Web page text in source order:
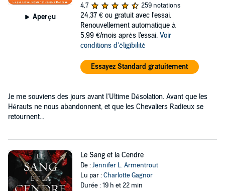
Aperçu
4,7
259 notations
24,37 € ou gratuit avec l'essai.
Renouvellement automatique à
5,99 €/mois après l'essai. Voir
conditions d'éligibilité
Essayez Standard gratuitement
Je me souviens des jours avant l'Ultime Désolation. Avant que les
Hérauts ne nous abandonnent, et que les Chevaliers Radieux se
retournent...
Le Sang et la Cendre
De :Jennifer L. Armentrout
Lu par :Charlotte Gagnor
Durée : 19 h et 22 min